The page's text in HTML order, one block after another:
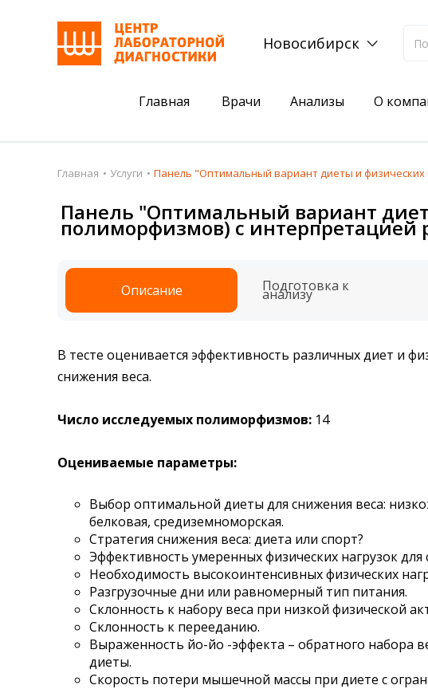
Новосибирск
Главная Врачи Анализы О
Пациентам
Акции
Анализы
Подготовка к анализам
Получить результаты
Налоговый вычет
Где сдать
Акции
Комплексный анализ на
Комплексная оценка
Главная Услуги Панель "Оптимальный вариант диеты и физических
Панель "Оптимальный вариант
полиморфизмов) с интерпретацией
Описание Подготовка к
анализу
В тесте оценивается эффективность различных диет и
снижения веса.
Число исследуемых полиморфизмов: 14
Оцениваемые параметры:
Выбор оптимальной диеты для снижения веса:
белковая, средиземноморская.
Стратегия снижения веса: диета или спорт?
Эффективность умеренных физических нагрузок для
Необходимость высокоинтенсивных физических
Разгрузочные дни или равномерный тип питания.
Склонность к набору веса при низкой физической
Склонность к перееданию.
Выраженность йо-йо -эффекта – обратного набора
диеты.
Скорость потери мышечной массы при диете с